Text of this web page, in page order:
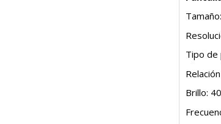
Tipo de
Brillo: